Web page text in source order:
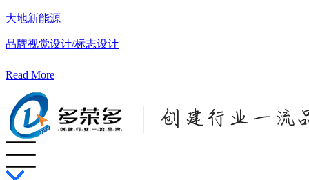
大地新能源
品牌视觉设计/标志设计
Read More